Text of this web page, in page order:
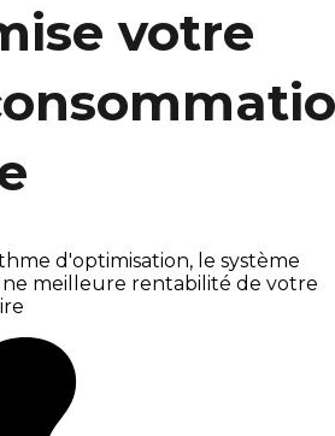
votre
d'optimisation, le système
meilleure rentabilité de votre